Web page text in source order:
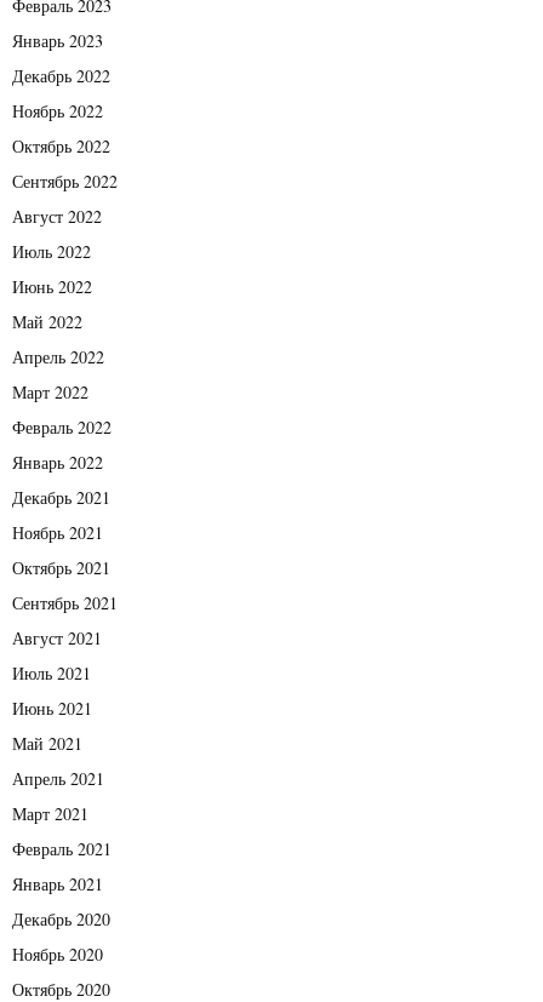
Февраль 2023
Январь 2023
Декабрь 2022
Ноябрь 2022
Октябрь 2022
Сентябрь 2022
Август 2022
Июль 2022
Июнь 2022
Май 2022
Апрель 2022
Март 2022
Февраль 2022
Январь 2022
Декабрь 2021
Ноябрь 2021
Октябрь 2021
Сентябрь 2021
Август 2021
Июль 2021
Июнь 2021
Май 2021
Апрель 2021
Март 2021
Февраль 2021
Январь 2021
Декабрь 2020
Ноябрь 2020
Октябрь 2020